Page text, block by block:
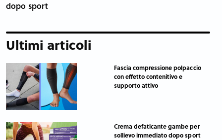
dopo sport
Ultimi articoli
Fascia compressione polpaccio
con effetto contenitivo e
supporto attivo
Crema defaticante gambe per
sollievo immediato dopo sport